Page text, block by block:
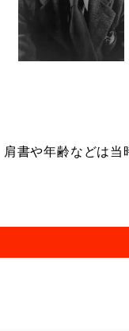
書や年齢などは当